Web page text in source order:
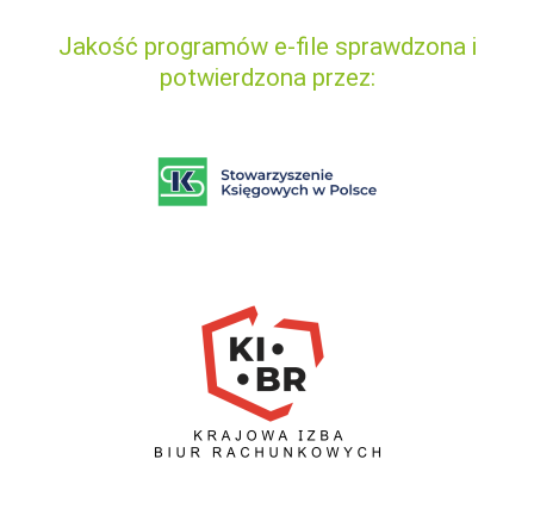
Jakość programów e-file sprawdzona i
potwierdzona przez: